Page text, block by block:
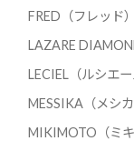
FRED（フレッド）
LAZARE
LECIEL（ルシエー
MESSIKA（メシカ
MIKIMOTO（ミキ